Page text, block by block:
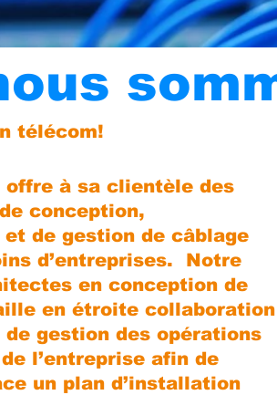
télécom!
offre à sa clientèle des
conception,
de gestion de câblage
d’entreprises. Notre
en conception de
en étroite collaboration
de gestion des opérations
l’entreprise afin de
un plan d’installation